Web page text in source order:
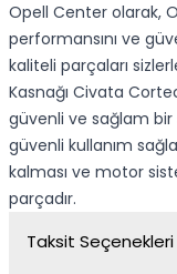
Opell Center olarak,
performansını ve
kaliteli parçaları
Kasnağı Civata
güvenli ve sağlam
güvenli kullanım
kalması ve motor
parçadır.
Taksit Seçenekleri